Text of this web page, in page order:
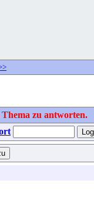
Thema zu antworten.